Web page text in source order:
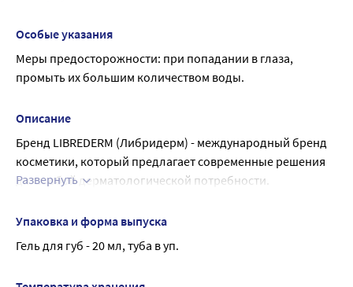
SQUALENE
использование.
Особые указания
Меры предосторожности: при попадании в глаза,
промыть их большим количеством воды.
Описание
Бренд LIBREDERM (Либридерм) - международный бренд
косметики, который предлагает современные решения
для любой дерматологической потребности.
питание и увлажнение - базовые потребности любого
ЛИБРИДЕРМ АЕВИТ ГЕЛЬ УВЛАЖНЯЮЩИЙ ДЛЯ ГУБ С
Развернуть
Упаковка и форма выпуска
Гель для губ - 20 мл, туба в уп.